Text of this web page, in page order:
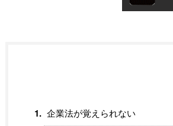
企業法が覚えられない